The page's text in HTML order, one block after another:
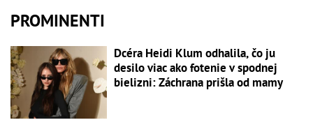
PROMINENTI
Dcéra Heidi Klum odhalila, čo ju
desilo viac ako fotenie v spodnej
bielizni: Záchrana prišla od mamy